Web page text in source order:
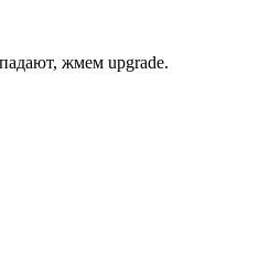
жмем upgrade.